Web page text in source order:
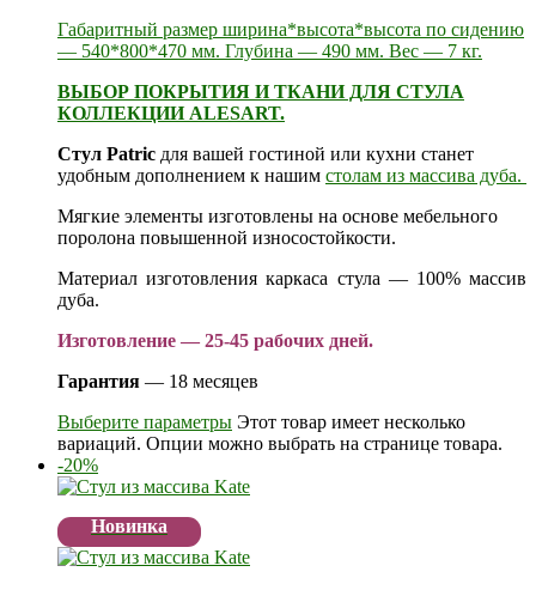
Габаритный размер ширина*высота*высота по сидению
— 540*800*470 мм. Глубина — 490 мм. Вес — 7 кг.
ВЫБОР ПОКРЫТИЯ И ТКАНИ ДЛЯ СТУЛА
КОЛЛЕКЦИИ ALESART.
Стул Patric для вашей гостиной или кухни станет
удобным дополнением к нашим столам из массива дуба.
Мягкие элементы изготовлены на основе мебельного
поролона повышенной износостойкости.
Материал изготовления каркаса стула — 100% массив
дуба.
Изготовление — 25-45 рабочих дней.
Гарантия — 18 месяцев
Выберите параметры Этот товар имеет несколько
вариаций. Опции можно выбрать на странице товара.
-20%
Новинка